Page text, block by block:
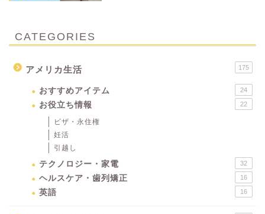
CATEGORIES
アメリカ生活 175
おすすめアイテム 24
お役立ち情報 22
ビザ・永住権
妊活
引越し
テクノロジー・家電 32
ヘルスケア・歯列矯正 16
英語 16